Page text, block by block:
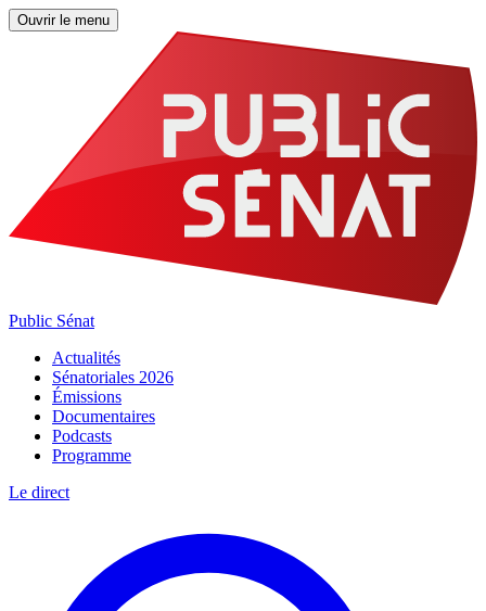
Ouvrir le menu
Public Sénat
Actualités
Sénatoriales 2026
Émissions
Documentaires
Podcasts
Programme
Le direct